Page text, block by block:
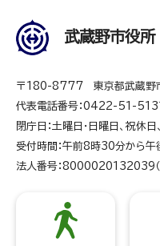
武蔵野市役所
〒180-8777 東京都武蔵野
代表電話番号：0422-51-5131
閉庁日：土曜日・日曜日、祝休
受付時間：午前8時30分から午
法人番号：8000020132039（